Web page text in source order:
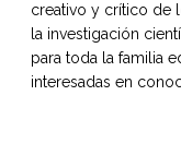
creativo y crítico de
la investigación
para toda la familia
interesadas en